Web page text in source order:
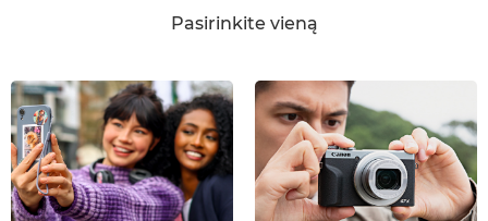
Pasirinkite vieną